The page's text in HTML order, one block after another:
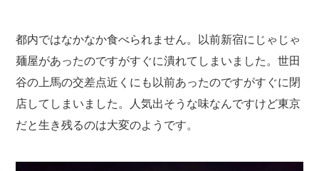
都内ではなかなか食べられません。以前新宿にじゃじゃ
麺屋があったのですがすぐに潰れてしまいました。世田
谷の上馬の交差点近くにも以前あったのですがすぐに閉
店してしまいました。人気出そうな味なんですけど東京
だと生き残るのは大変のようです。